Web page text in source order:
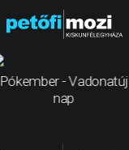
Pókember - Vadonatúj
nap